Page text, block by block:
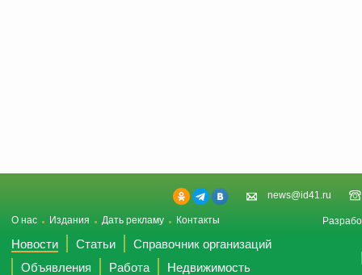
news@id41.ru
О нас Издания Дать рекламу Контакты
Новости Статьи
Справочник организаций
Объявления
Работа
Недвижимость